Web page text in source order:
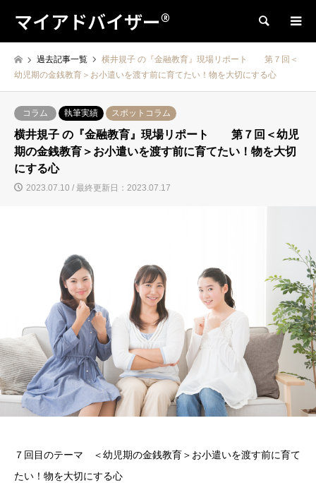
マイアドバイザー® 検索
過去記事一覧
横井規子 の『金融教育』現場リポート 第７回＜
幼児期の金銭教育＞お小遣いを渡す前に育てたい！物を大切にする心
コラム 執筆実績 スポットコラム
横井規子 の『金融教育』現場リポート 第７回＜幼児
期の金銭教育＞お小遣いを渡す前に育てたい！物を大切
にする心
2023.07.10 / 最終更新日：2023.07.17
７回目のテーマ ＜幼児期の金銭教育＞お小遣いを渡す前に育て
たい！物を大切にする心